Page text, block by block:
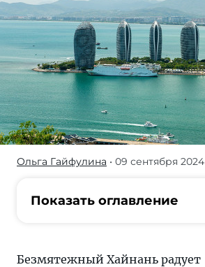
Надо
определиться
Ольга Гайфулина • 09 сентября 2024
Показать оглавление
Безмятежный Хайнань радует